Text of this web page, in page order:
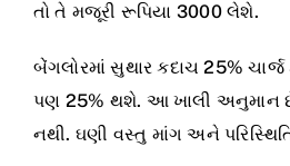
તો તે મજૂરી રૂપિયા 3000 લેશે.
બેંગલોરમાં સુથાર કદાચ 25%
પણ 25% થશે. આ ખાલી અનુમાન
નથી. ઘણી વસ્તુ માંગ અને